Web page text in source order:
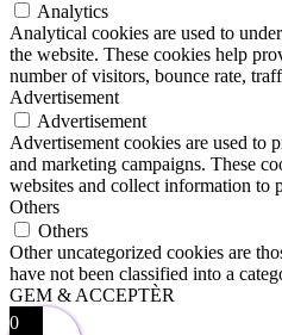
Analytics
Analytical cookies are used to
the website. These cookies help
number of visitors, bounce rate,
Advertisement
Advertisement
Advertisement cookies are used to
and marketing campaigns. These
websites and collect information to
Others
Others
Other uncategorized cookies are
have not been classified into a
GEM & ACCEPTÈR
0